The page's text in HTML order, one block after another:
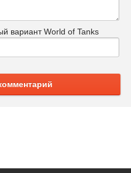
вариант World of Tanks